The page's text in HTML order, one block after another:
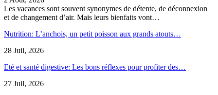
Les vacances sont souvent synonymes de détente, de déconnexion
et de changement d’air. Mais leurs bienfaits vont…
Nutrition: L’anchois, un petit poisson aux grands atouts…
28 Juil, 2026
Eté et santé digestive: Les bons réflexes pour profiter des…
27 Juil, 2026